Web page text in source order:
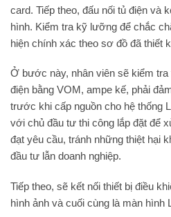
card. Tiếp theo, đấu nối tủ điện và
hình. Kiểm tra kỹ lưỡng để chắc
hiện chính xác theo sơ đồ đã thiết
Ở bước này, nhân viên sẽ kiểm
điện bằng VOM, ampe kế, phải
trước khi cấp nguồn cho hệ thống
với chủ đầu tư thi công lắp đặt để
đạt yêu cầu, tránh những thiệt hại
đầu tư lẫn doanh nghiệp.
Tiếp theo, sẽ kết nối thiết bị điều
hình ảnh và cuối cùng là màn hình